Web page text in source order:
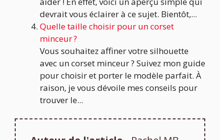
devrait vous éclairer à ce sujet. Bientôt,...
Quelle taille choisir pour un corset
minceur ?
Vous souhaitez affiner votre silhouette
avec un corset minceur ? Suivez mon guide
pour choisir et porter le modèle parfait. À
raison, je vous dévoile mes conseils pour
trouver le...